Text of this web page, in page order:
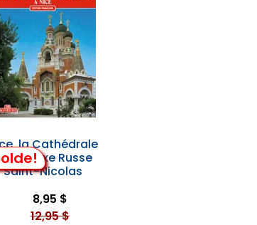
la Cathédrale
Russe
Saint-Nicolas
8,95 $
12,95 $